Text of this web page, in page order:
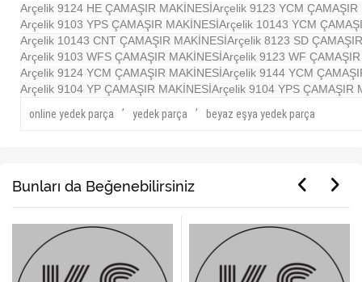
Arçelik 9124 HE ÇAMAŞIR MAKİNESİArçelik 9123 YCM ÇAMAŞIR
Arçelik 9103 YPS ÇAMAŞIR MAKİNESİArçelik 10143 YCM
Arçelik 10143 CNT ÇAMAŞIR MAKİNESİArçelik 8123 SD
Arçelik 9103 WFS ÇAMAŞIR MAKİNESİArçelik 9123 WF
Arçelik 9124 YCM ÇAMAŞIR MAKİNESİArçelik 9144 YCM
Arçelik 9104 YP ÇAMAŞIR MAKİNESİArçelik 9104 YPS ÇAMAŞIR
online yedek parça
,
yedek parça
,
beyaz eşya yedek parça
Bunları da Beğenebilirsiniz